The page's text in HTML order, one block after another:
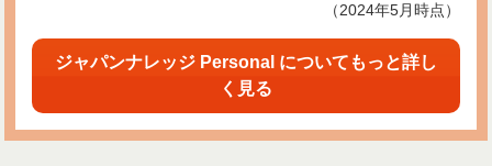
（2024年5月時点）
ジャパンナレッジ Personal についてもっと詳し
く見る